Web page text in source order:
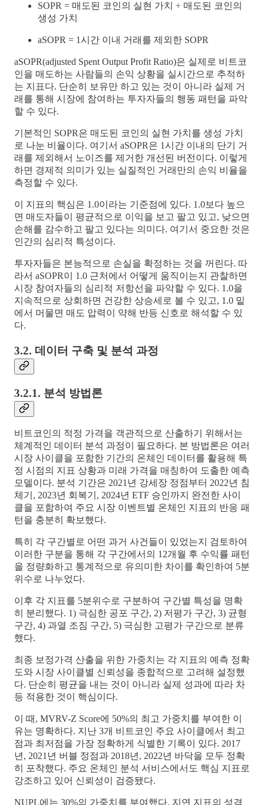
SOPR = 매도된 코인의 실현 가치 ÷ 매도된 코인의
생성 가치
aSOPR = 1시간 이내 거래를 제외한 SOPR
aSOPR(adjusted Spent Output Profit Ratio)은 실제로 비트코
인을 매도하는 사람들의 손익 상황을 실시간으로 추적하
는 지표다. 단순히 보유만 하고 있는 것이 아니라 실제 거
래를 통해 시장에 참여하는 투자자들의 행동 패턴을 파악
할 수 있다.
기본적인 SOPR은 매도된 코인의 실현 가치를 생성 가치
로 나눈 비율이다. 여기서 aSOPR은 1시간 이내의 단기 거
래를 제외해서 노이즈를 제거한 개선된 버전이다. 이렇게
하면 경제적 의미가 있는 실질적인 거래만의 손익 비율을
측정할 수 있다.
이 지표의 핵심은 1.0이라는 기준점에 있다. 1.0보다 높으
면 매도자들이 평균적으로 이익을 보고 팔고 있고, 낮으면
손해를 감수하고 팔고 있다는 의미다. 여기서 중요한 것은
인간의 심리적 특성이다.
투자자들은 본능적으로 손실을 확정하는 것을 꺼린다. 따
라서 aSOPR이 1.0 근처에서 어떻게 움직이는지 관찰하면
시장 참여자들의 심리적 저항선을 파악할 수 있다. 1.0을
지속적으로 상회하면 건강한 상승세로 볼 수 있고, 1.0 밑
에서 머물면 매도 압력이 약해 반등 신호로 해석할 수 있
다.
3.2. 데이터 구축 및 분석 과정
3.2.1. 분석 방법론
비트코인의 적정 가격을 객관적으로 산출하기 위해서는
체계적인 데이터 분석 과정이 필요하다. 본 방법론은 여러
시장 사이클을 포함한 기간의 온체인 데이터를 활용해 특
정 시점의 지표 상황과 미래 가격을 매칭하여 도출한 예측
모델이다. 분석 기간은 2021년 강세장 정점부터 2022년 침
체기, 2023년 회복기, 2024년 ETF 승인까지 완전한 사이
클을 포함하여 주요 시장 이벤트별 온체인 지표의 반응 패
턴을 충분히 확보했다.
특히 각 구간별로 어떤 과거 사건들이 있었는지 검토하여
이러한 구분을 통해 각 구간에서의 12개월 후 수익률 패턴
을 정량화하고 통계적으로 유의미한 차이를 확인하여 5분
위수로 나누었다.
이후 각 지표를 5분위수로 구분하여 구간별 특성을 명확
히 분리했다. 1) 극심한 공포 구간, 2) 저평가 구간, 3) 균형
구간, 4) 과열 조짐 구간, 5) 극심한 고평가 구간으로 분류
했다.
최종 보정가격 산출을 위한 가중치는 각 지표의 예측 정확
도와 시장 사이클별 신뢰성을 종합적으로 고려해 설정했
다. 단순히 평균을 내는 것이 아니라 실제 성과에 따라 차
등 적용한 것이 핵심이다.
이 때, MVRV-Z Score에 50%의 최고 가중치를 부여한 이
유는 명확하다. 지난 3개 비트코인 주요 사이클에서 최고
점과 최저점을 가장 정확하게 식별한 기록이 있다. 2017
년, 2021년 버블 정점과 2018년, 2022년 바닥을 모두 정확
히 포착했다. 주요 온체인 분석 서비스에서도 핵심 지표로
강조하고 있어 신뢰성이 검증됐다.
NUPL에는 30%의 가중치를 부여했다. 지연 지표의 성격